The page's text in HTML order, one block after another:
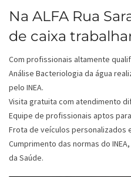
Na ALFA Rua
de caixa
Com profissionais altamente
Análise Bacteriologia da água
pelo INEA.
Visita gratuita com atendimento
Equipe de profissionais aptos
Frota de veículos personalizados
Cumprimento das normas do
da Saúde.